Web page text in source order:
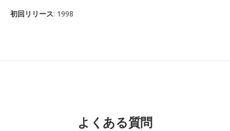
初回リリース: 1998
よくある質問